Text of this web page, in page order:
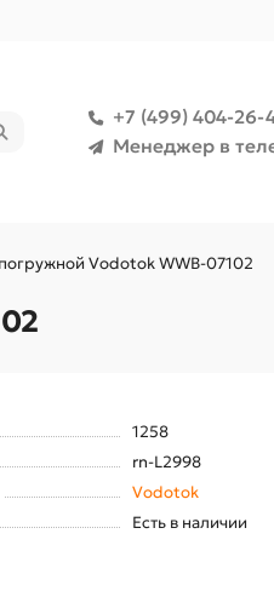
+7 (499) 404-26-
Менеджер в
Vodotok WWB-07102
1258
rn-L2998
Vodotok
Есть в наличии